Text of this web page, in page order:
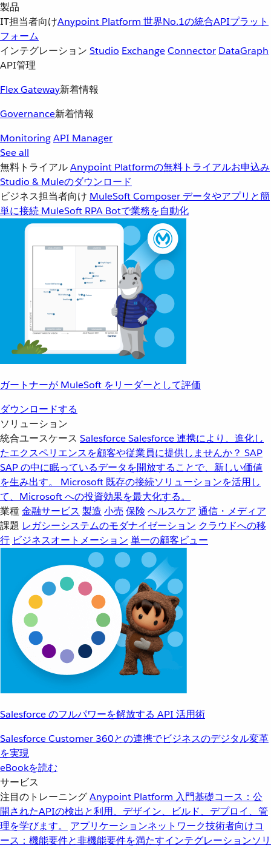
製品
IT担当者向けAnypoint Platform 世界No.1の統合APIプラット
フォーム
インテグレーション Studio ExchangeConnector DataGraph
API管理
Flex Gateway新着情報
Governance新着情報
MonitoringAPI Manager
See all
無料トライアルAnypoint Platformの無料トライアルお申込み
Studio & Muleのダウンロード
ビジネス担当者向け MuleSoft Composer データやアプリと簡
単に接続 MuleSoft RPA Botで業務を自動化
ガートナーが MuleSoft をリーダーとして評価
ダウンロードする
ソリューション
統合ユースケース SalesforceSalesforce 連携により、進化し
たエクスペリエンスを顧客や従業員に提供しませんか？ SAP
SAP の中に眠っているデータを開放することで、新しい価値
を生み出す。
Microsoft 既存の接続ソリューションを活用し
て、Microsoft への投資効果を最大化する。
業種金融サービス 製造 小売 保険 ヘルスケア 通信・メディア
課題 レガシーシステムのモダナイゼーション クラウドへの移
行 ビジネスオートメーション 単一の顧客ビュー
Salesforce のフルパワーを解放する API 活用術
Salesforce Customer 360との連携でビジネスのデジタル変革
を実現
eBookを読む
サービス
注目のトレーニングAnypoint Platform 入門基礎コース：公
開されたAPIの検出と利用、デザイン、ビルド、デプロイ、管
理を学びます。
アプリケーションネットワーク技術者向けコ
ース：機能要件と非機能要件を満たすインテグレーションソリ